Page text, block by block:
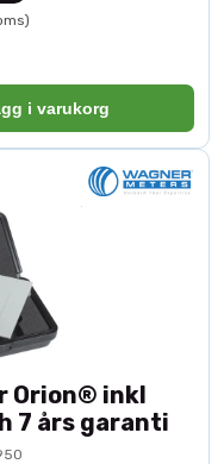
i varukorg
Orion® inkl
7 års garanti